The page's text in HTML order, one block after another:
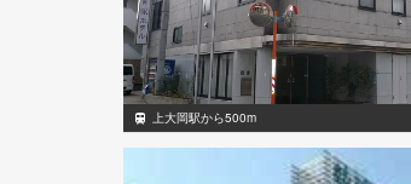
上大岡駅から500m